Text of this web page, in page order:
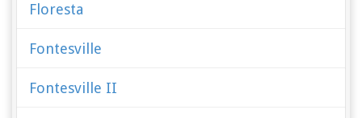
Floresta
Fontesville
Fontesville II